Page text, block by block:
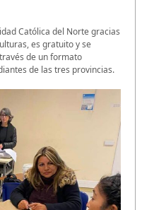
Católica del Norte gracias
es gratuito y se
de un formato
de las tres provincias.